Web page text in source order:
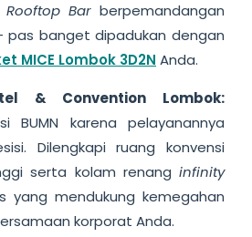
Rooftop Barberpemandangan
banget dipadukan dengan
MICE Lombok 3D2N Anda.
& Convention Lombok:
BUMN karena pelayanannya
Dilengkapi ruang konvensi
serta kolam renang infinity
yang mendukung kemegahan
korporat Anda.